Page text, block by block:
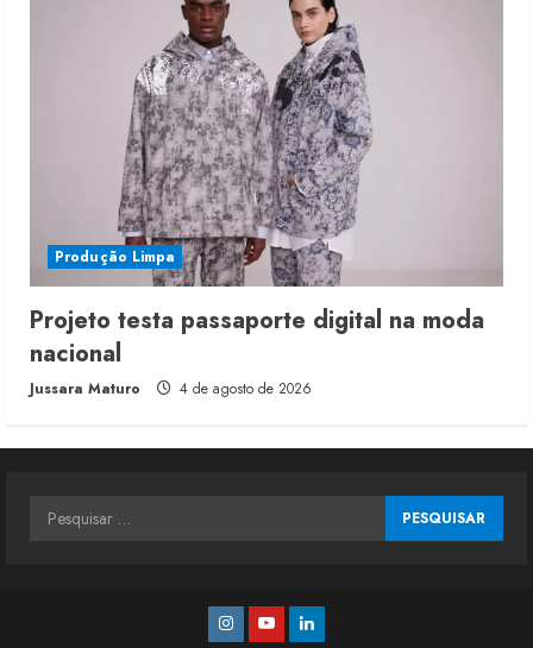
Produção Limpa
Projeto testa passaporte digital na moda
nacional
Jussara Maturo 4 de agosto de 2026
Pesquisar
Instagram
YoutubeLinkedin